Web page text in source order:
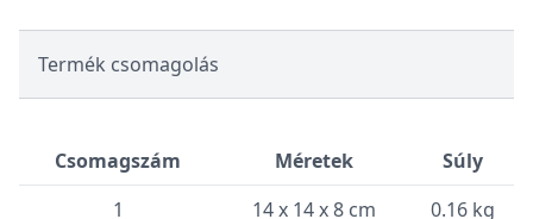
Termék csomagolás
Csomagszám Méretek
Súly
1
14 x 14 x 8 cm 0.16 kg